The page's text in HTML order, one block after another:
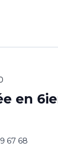
en
67 68